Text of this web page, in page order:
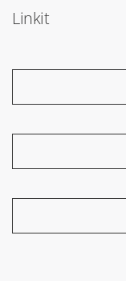
Linkit